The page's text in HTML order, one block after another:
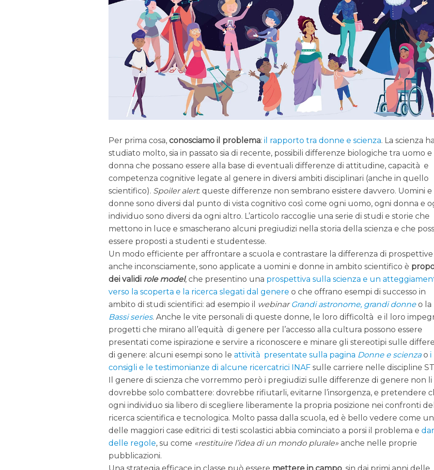
Per prima cosa,conosciamo il problema:il rapporto tra donne e scienza. La scienza
studiato molto, sia in passato sia di recente, possibili differenze biologiche tra uomo e
donna che possano essere alla base di eventuali differenze di attitudine, capacità e
competenza cognitive legate al genere in diversi ambiti disciplinari (anche in quello
scientifico). Spoiler alert: queste differenze non sembrano esistere davvero. Uomini e
donne sono diversi dal punto di vista cognitivo così come ogni uomo, ogni donna e
individuo sono diversi da ogni altro. L’articolo raccoglie una serie di studi e storie che
mettono in luce e smascherano alcuni pregiudizi nella storia della scienza e che
essere proposti a studenti e studentesse.
Un modo efficiente per affrontare a scuola e contrastare la differenza di prospettive
anche inconsciamente, sono applicate a uomini e donne in ambito scientifico è
dei validi role model, che presentino una prospettiva sulla scienza e un
verso la scoperta e la ricerca slegati dal genere o che offrano esempi di successo in
ambito di studi scientifici: ad esempio il webinar Grandi astronome, grandi donneo la
Bassi series. Anche le vite personali di queste donne, le loro difficoltà e il loro
progetti che mirano all’equità di genere per l’accesso alla cultura possono essere
presentati come ispirazione e servire a riconoscere e minare gli stereotipi sulle
di genere: alcuni esempi sono leattività presentate sulla pagina Donne e scienzaoi
consigli e le testimonianze di alcune ricercatrici INAF sulle carriere nelle discipline
Il genere di scienza che vorremmo però i pregiudizi sulle differenze di genere non li
dovrebbe solo combattere: dovrebbe rifiutarli, evitarne l’insorgenza, e pretendere
ogni individuo sia libero di scegliere liberamente la propria posizione nei confronti
ricerca scientifica e tecnologica. Molto passa dalla scuola, ed è bello vedere come
delle maggiori case editrici di testi scolastici abbia cominciato a porsi il problema e
delle regole, su come restituire l’idea di un mondo plurale
anche nelle proprie
pubblicazioni.